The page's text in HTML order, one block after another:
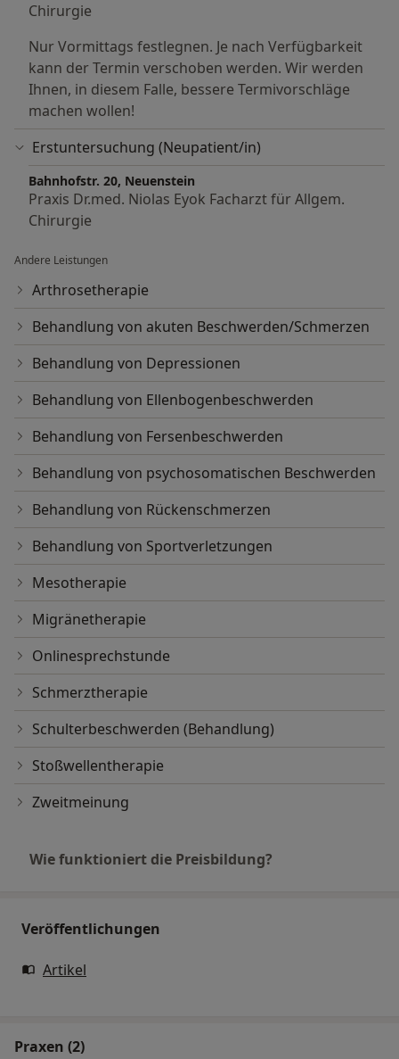
Chirurgie
Nur Vormittags festlegnen. Je nach Verfügbarkeit
kann der Termin verschoben werden. Wir werden
Ihnen, in diesem Falle, bessere Termivorschläge
machen wollen!
Erstuntersuchung (Neupatient/in)
Bahnhofstr. 20, Neuenstein
Praxis Dr.med. Niolas Eyok Facharzt für Allgem.
Chirurgie
Andere Leistungen
Arthrosetherapie
Behandlung von akuten Beschwerden/Schmerzen
Behandlung von Depressionen
Behandlung von Ellenbogenbeschwerden
Behandlung von Fersenbeschwerden
Behandlung von psychosomatischen Beschwerden
Behandlung von Rückenschmerzen
Behandlung von Sportverletzungen
Mesotherapie
Migränetherapie
Onlinesprechstunde
Schmerztherapie
Schulterbeschwerden (Behandlung)
Stoßwellentherapie
Zweitmeinung
Wie funktioniert die Preisbildung?
Veröffentlichungen
Artikel
Praxen (2)